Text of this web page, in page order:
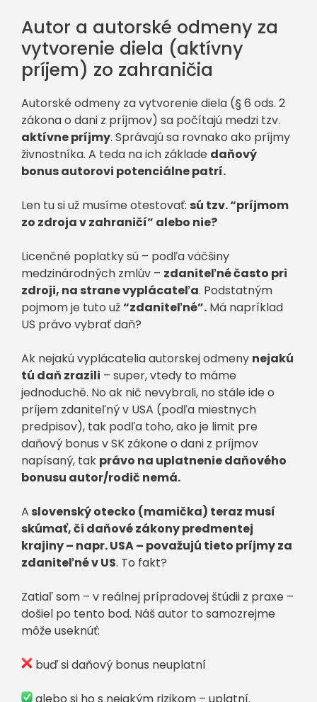
Autor a autorské odmeny za
vytvorenie diela (aktívny
príjem) zo zahraničia
Autorské odmeny za vytvorenie diela (§ 6 ods. 2
zákona o dani z príjmov) sa počítajú medzi tzv.
aktívne príjmy. Správajú sa rovnako ako príjmy
živnostníka. A teda na ich základe daňový
bonus autorovi potenciálne patrí.
Len tu si už musíme otestovať: sú tzv. “príjmom
zo zdroja v zahraničí” alebo nie?
Licenčné poplatky sú – podľa väčšiny
medzinárodných zmlúv – zdaniteľné často pri
zdroji, na strane vyplácateľa. Podstatným
pojmom je tuto už“zdaniteľné”. Má napríklad
US právo vybrať daň?
Ak nejakú vyplácatelia autorskej odmeny nejakú
tú daň zrazili – super, vtedy to máme
jednoduché. No ak nič nevybrali, no stále ide o
príjem zdaniteľný v USA (podľa miestnych
predpisov), tak podľa toho, ako je limit pre
daňový bonus v SK zákone o dani z príjmov
napísaný, tak právo na uplatnenie daňového
bonusu autor/rodič nemá.
A slovenský otecko (mamička) teraz musí
skúmať, či daňové zákony predmentej
krajiny – napr. USA – považujú tieto príjmy za
zdaniteľné v US. To fakt?
Zatiaľ som – v reálnej prípradovej štúdii z praxe –
došiel po tento bod. Náš autor to samozrejme
môže useknúť:
buď si daňový bonus neuplatní